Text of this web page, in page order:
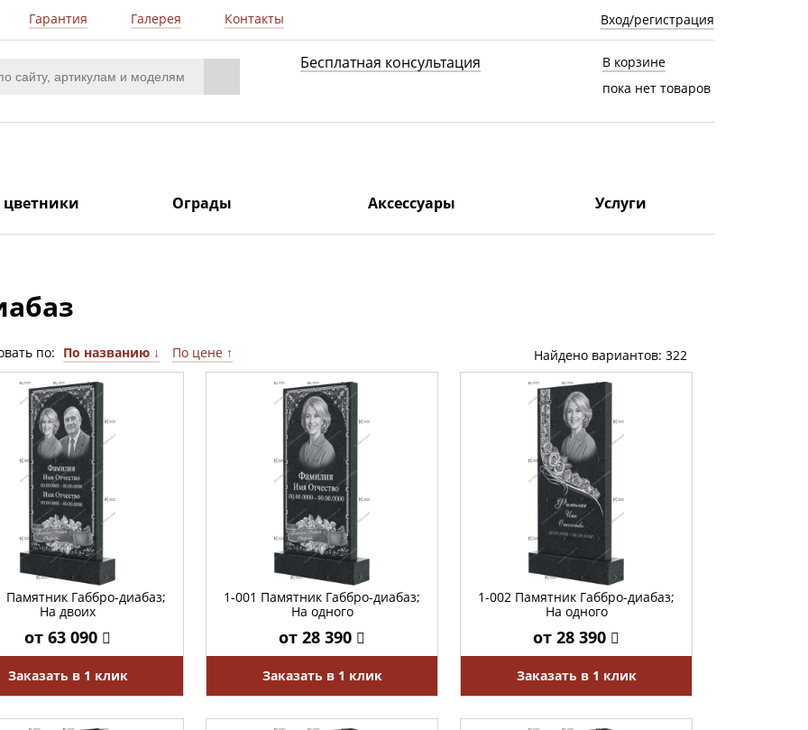
Гарантия Галерея Контакты Вход/регистрация
Бесплатная консультация
В корзине
пока нет товаров
Ограды Аксессуары Услуги
по: По названию ↓ По цене ↑ Найдено вариантов: 322
Памятник Габбро-диабаз;
На двоих
от 63 090
Заказать в 1 клик
1-001 Памятник Габбро-диабаз;
На одного
от 28 390
Заказать в 1 клик
1-002 Памятник Габбро-диабаз;
На одного
от 28 390
Заказать в 1 клик